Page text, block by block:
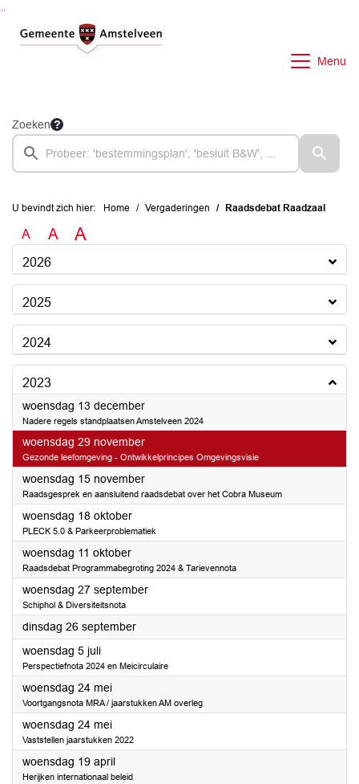
Menu
Zoeken
U bevindt zich hier: Home Vergaderingen Raadsdebat Raadzaal
A A A
2026
2025
2024
2023
woensdag 13 december2023
Nadere regels standplaatsen Amstelveen 2024
woensdag 29 november2023
Gezonde leefomgeving - Ontwikkelprincipes Omgevingsvisie
woensdag 15 november2023
Raadsgesprek en aansluitend raadsdebat over het Cobra Museum
woensdag 18 oktober2023
PLECK 5.0 & Parkeerproblematiek
woensdag 11 oktober2023
Raadsdebat Programmabegroting 2024 & Tarievennota
woensdag 27 september2023
Schiphol & Diversiteitsnota
dinsdag 26 september2023
woensdag 5 juli2023
Perspectiefnota 2024 en Meicirculaire
woensdag 24 mei2023
Voortgangsnota MRA / jaarstukken AM overleg
woensdag 24 mei2023
Vaststellen jaarstukken 2022
woensdag 19 april2023
Herijken internationaal beleid